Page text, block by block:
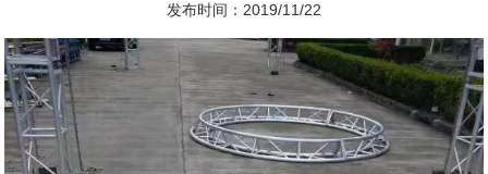
发布时间：2019/11/22